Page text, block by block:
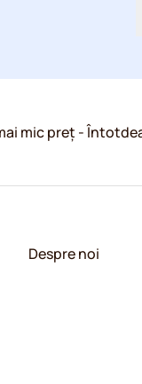
mic preț -
Despre noi